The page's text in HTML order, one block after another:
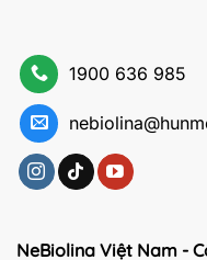
1900 636 985
NeBiolina Việt Nam -